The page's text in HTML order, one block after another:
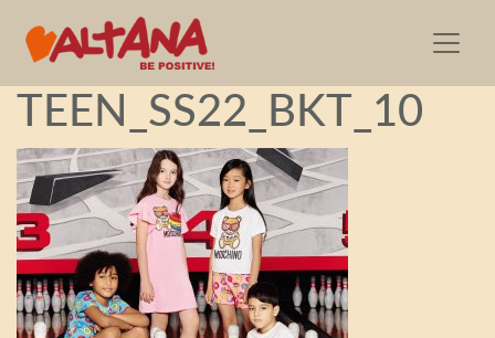
Moschino-BABY-KID-
TEEN_SS22_BKT_10